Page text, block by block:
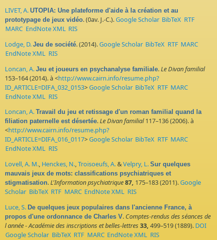
LIVET, A. UTOPIA: Une plateforme d'aide à la création et au
prototypage de jeux vidéo. (0av. J.-C.).Google Scholar BibTeX RTF
MARC EndNote XML RIS
Lodge, D. Jeu de société. (2014).Google Scholar BibTeX RTF MARC
EndNote XML RIS
Loncan, A. Jeu et joueurs en psychanalyse familiale.Le Divan familial
153–164 (2014). à <http://www.cairn.info/resume.php?
ID_ARTICLE=DIFA_032_0153>Google Scholar BibTeX RTF MARC
EndNote XML RIS
Loncan, A. Travail du jeu et retissage d'un roman familial quand la
filiation paternelle est désertée.Le Divan familial117–136 (2006). à
<http://www.cairn.info/resume.php?
ID_ARTICLE=DIFA_016_0117>Google Scholar BibTeX RTF MARC
EndNote XML RIS
Lovell, A. M., Henckes, N.,Troisoeufs, A.&Velpry, L. Sur quelques
mauvais jeux de mots: classifications psychiatriques et
stigmatisation.L'Information psychiatrique87, 175–183 (2011).Google
Scholar BibTeX RTF MARC EndNote XML RIS
Luce, S. De quelques jeux populaires dans l'ancienne France, à
propos d'une ordonnance de Charles V. Comptes-rendus des séances de
l année - Académie des inscriptions et belles-lettres 33, 499–519 (1889). DOI
Google Scholar BibTeX RTF MARC EndNote XML RIS